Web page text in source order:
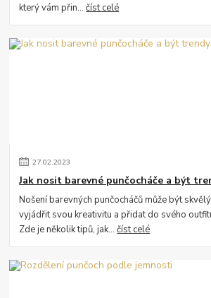
který vám přin...číst celé
27.02.2023
Jak nosit barevné punčocháče a být
Nošení barevných punčocháčů může být
vyjádřit svou kreativitu a přidat do svého
Zde je několik tipů, jak...číst celé